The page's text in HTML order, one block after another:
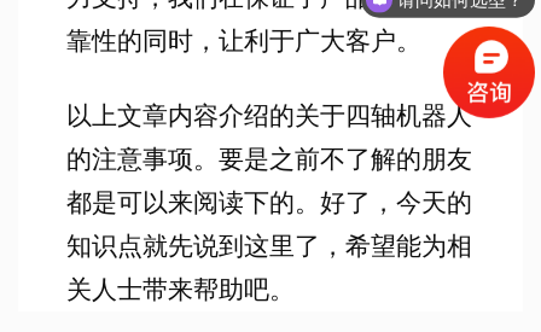
靠性的同时，让利于广大客户。
以上文章内容介绍的关于四轴机器人
的注意事项。要是之前不了解的朋友
都是可以来阅读下的。好了，今天的
知识点就先说到这里了，希望能为相
关人士带来帮助吧。